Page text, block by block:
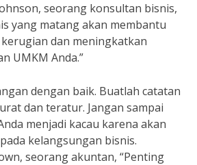
seorang konsultan bisnis,
yang matang akan membantu
dan meningkatkan
UMKM Anda.”
dengan baik. Buatlah catatan
dan teratur. Jangan sampai
menjadi kacau karena akan
kelangsungan bisnis.
seorang akuntan, “Penting